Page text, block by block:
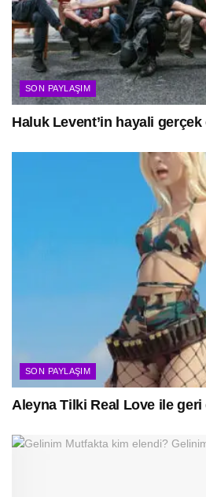
SON PAYLAŞIM
Haluk Levent’in hayali gerçek
SON PAYLAŞIM
Aleyna Tilki Real Love ile